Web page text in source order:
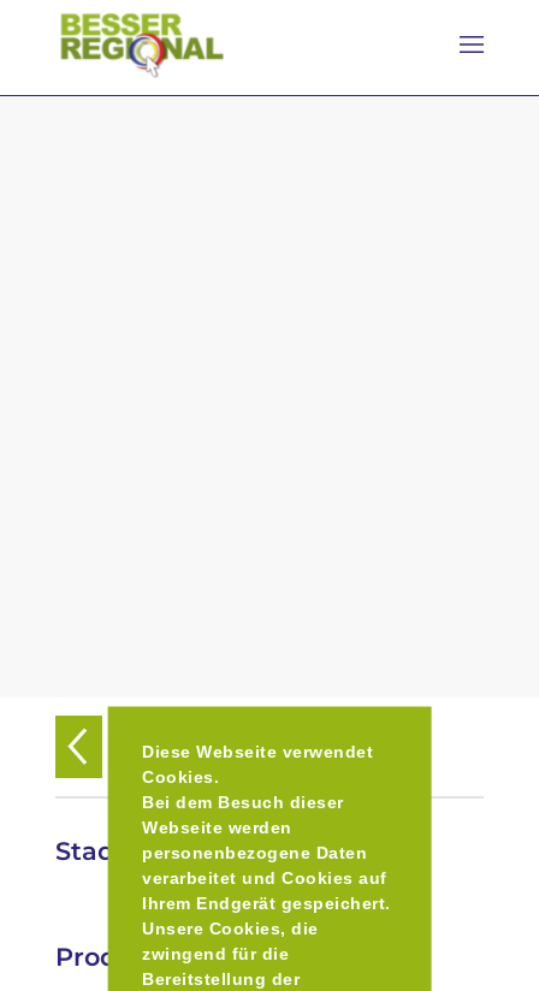
Diese Webseite verwendet
Cookies.
Bei dem Besuch dieser
Webseite werden
personenbezogene Daten
verarbeitet und Cookies auf
Ihrem Endgerät gespeichert.
Unsere Cookies, die
zwingend für die
Bereitstellung der
Zurück zur Übersicht
Stadtwerke Landshut
Produkte